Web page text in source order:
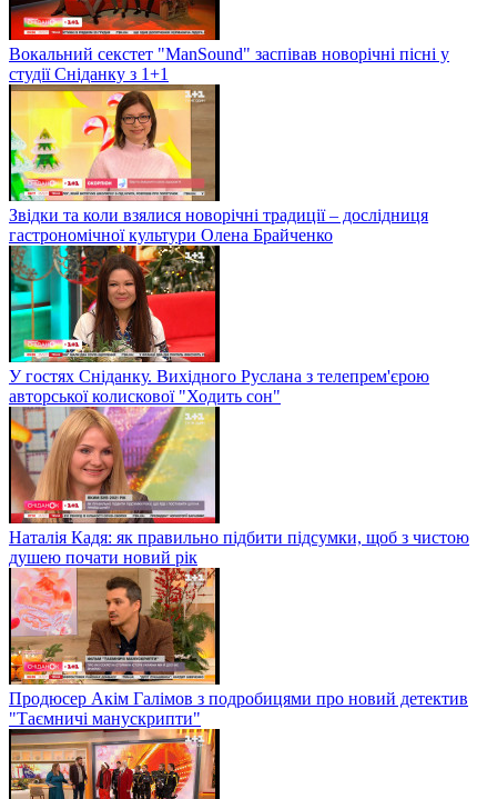
Вокальний секстет "ManSound" заспівав новорічні пісні у
студії Сніданку з 1+1
Звідки та коли взялися новорічні традиції – дослідниця
гастрономічної культури Олена Брайченко
У гостях Сніданку. Вихідного Руслана з телепрем'єрою
авторської колискової "Ходить сон"
Наталія Кадя: як правильно підбити підсумки, щоб з чистою
душею почати новий рік
Продюсер Акім Галімов з подробицями про новий детектив
"Таємничі манускрипти"